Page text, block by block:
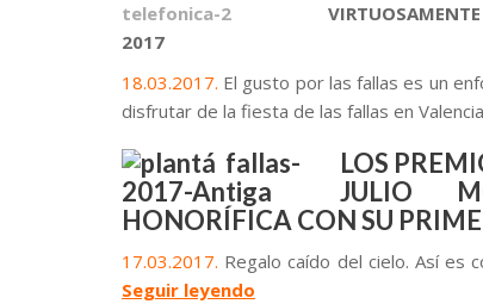
2017
18.03.2017. El gusto por las fallas es un
disfrutar de la fiesta de las fallas en
LOS
JULIO
HONORÍFICA CON SU
17.03.2017. Regalo caído del cielo. Así es
Seguir leyendo